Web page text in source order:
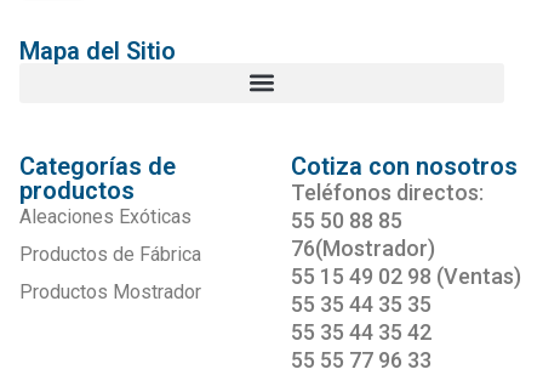
Mapa del Sitio
Categorías de
productos
Aleaciones Exóticas
Productos de Fábrica
Productos Mostrador
Cotiza con nosotros
Teléfonos directos:
55 50 88 85
76(Mostrador)
55 15 49 02 98 (Ventas)
55 35 44 35 35
55 35 44 35 42
55 55 77 96 33